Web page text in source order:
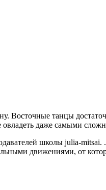
Восточные танцы
овладеть даже самыми
школы julia-mitsai.
движениями, от